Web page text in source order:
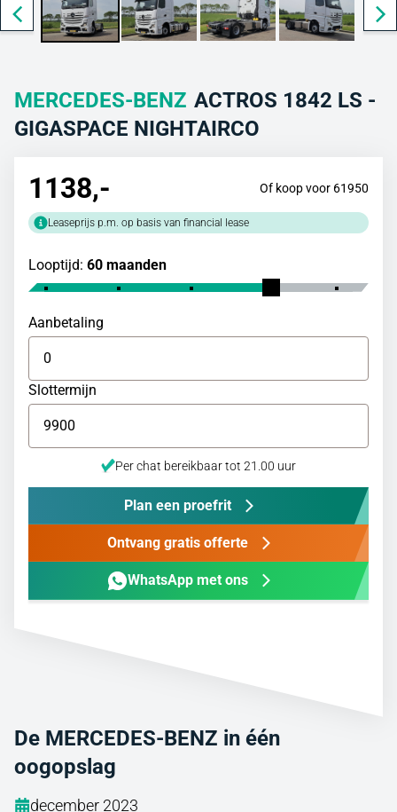
MERCEDES-BENZ ACTROS 1842 LS -
GIGASPACE NIGHTAIRCO
De MERCEDES-BENZ in één
oogopslag
december 2023
1138,- Of koop voor 61950
Leaseprijs p.m. op basis van financial lease
Looptijd: 60 maanden
Aanbetaling
Slottermijn
Per chat bereikbaar tot 21.00 uur
Plan een proefrit
Ontvang gratis offerte
WhatsApp met ons